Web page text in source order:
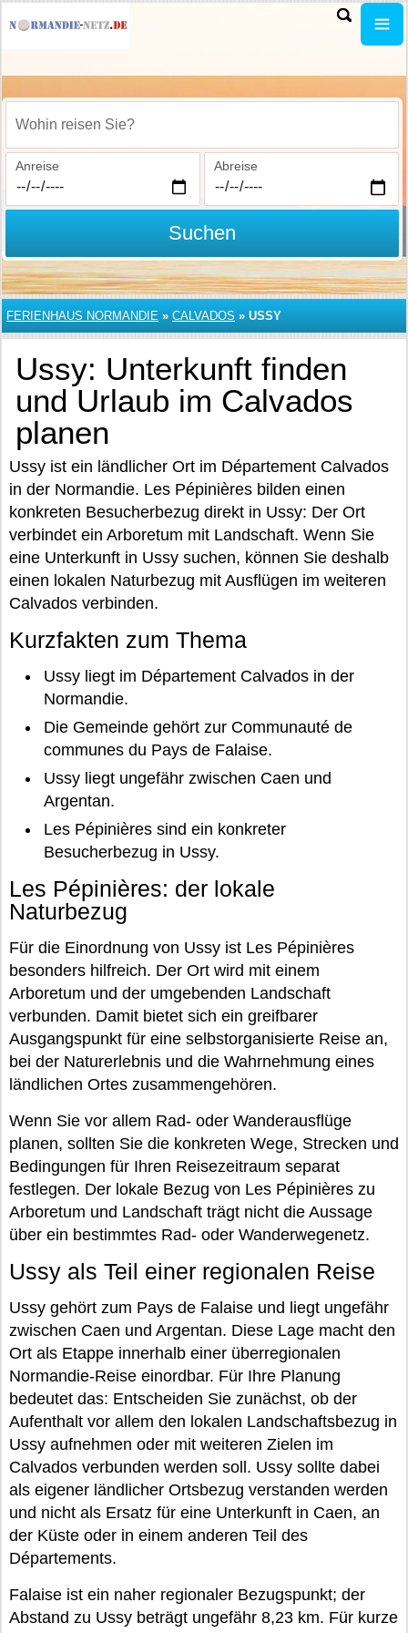
Wohin reisen Sie?
Anreise Abreise
Suchen
FERIENHAUS NORMANDIE » CALVADOS » USSY
Ussy: Unterkunft finden
und Urlaub im Calvados
planen
Ussy ist ein ländlicher Ort im Département Calvados
in der Normandie. Les Pépinières bilden einen
konkreten Besucherbezug direkt in Ussy: Der Ort
verbindet ein Arboretum mit Landschaft. Wenn Sie
eine Unterkunft in Ussy suchen, können Sie deshalb
einen lokalen Naturbezug mit Ausflügen im weiteren
Calvados verbinden.
Kurzfakten zum Thema
Ussy liegt im Département Calvados in der
Normandie.
Die Gemeinde gehört zur Communauté de
communes du Pays de Falaise.
Ussy liegt ungefähr zwischen Caen und
Argentan.
Les Pépinières sind ein konkreter
Besucherbezug in Ussy.
Les Pépinières: der lokale
Naturbezug
Für die Einordnung von Ussy ist Les Pépinières
besonders hilfreich. Der Ort wird mit einem
Arboretum und der umgebenden Landschaft
verbunden. Damit bietet sich ein greifbarer
Ausgangspunkt für eine selbstorganisierte Reise an,
bei der Naturerlebnis und die Wahrnehmung eines
ländlichen Ortes zusammengehören.
Wenn Sie vor allem Rad- oder Wanderausflüge
planen, sollten Sie die konkreten Wege, Strecken und
Bedingungen für Ihren Reisezeitraum separat
festlegen. Der lokale Bezug von Les Pépinières zu
Arboretum und Landschaft trägt nicht die Aussage
über ein bestimmtes Rad- oder Wanderwegenetz.
Ussy als Teil einer regionalen Reise
Ussy gehört zum Pays de Falaise und liegt ungefähr
zwischen Caen und Argentan. Diese Lage macht den
Ort als Etappe innerhalb einer überregionalen
Normandie-Reise einordbar. Für Ihre Planung
bedeutet das: Entscheiden Sie zunächst, ob der
Aufenthalt vor allem den lokalen Landschaftsbezug in
Ussy aufnehmen oder mit weiteren Zielen im
Calvados verbunden werden soll. Ussy sollte dabei
als eigener ländlicher Ortsbezug verstanden werden
und nicht als Ersatz für eine Unterkunft in Caen, an
der Küste oder in einem anderen Teil des
Départements.
Falaise ist ein naher regionaler Bezugspunkt; der
Abstand zu Ussy beträgt ungefähr 8,23 km. Für kurze